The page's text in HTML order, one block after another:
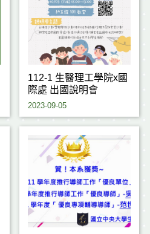
112-1 生醫理工學院x國
際處 出國說明會
2023-09-05